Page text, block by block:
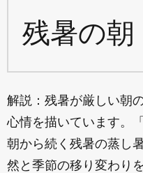
残暑の朝
解説：残暑が厳しい朝
心情を描いています。
朝から続く残暑の蒸し
然と季節の移り変わり